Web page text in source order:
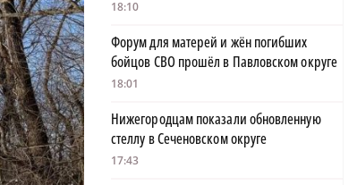
18:10
Форум для матерей и жён погибших
бойцов СВО прошёл в Павловском округе
18:01
Нижегородцам показали обновленную
стеллу в Сеченовском округе
17:43